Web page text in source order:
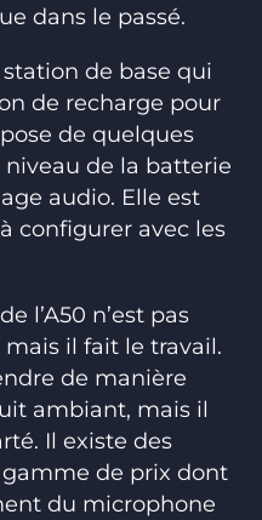
dans le passé.
station de base qui
de recharge pour
de quelques
de la batterie
audio. Elle est
configurer avec les
l’A50 n’est pas
il fait le travail.
de manière
ambiant, mais il
Il existe des
de prix dont
du microphone